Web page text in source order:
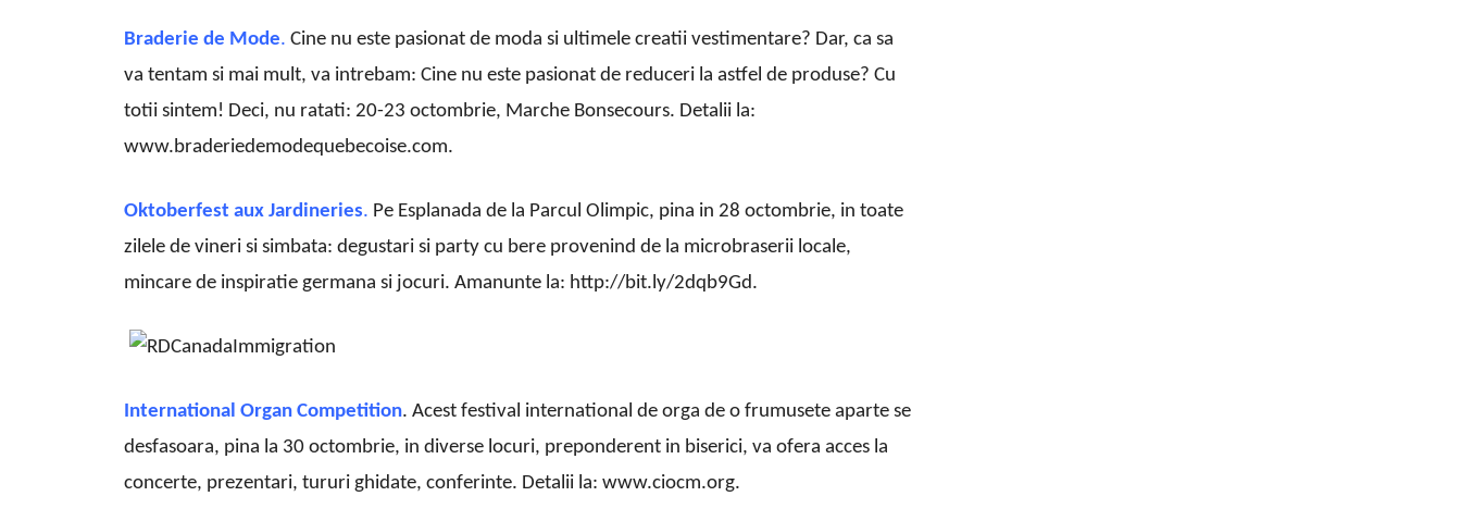
Braderie de Mode. Cine nu este pasionat de moda si ultimele creatii vestimentare? Dar, ca sa
va tentam si mai mult, va intrebam: Cine nu este pasionat de reduceri la astfel de produse? Cu
totii sintem! Deci, nu ratati: 20-23 octombrie, Marche Bonsecours. Detalii la:
www.braderiedemodequebecoise.com.
Oktoberfest aux Jardineries. Pe Esplanada de la Parcul Olimpic, pina in 28 octombrie, in toate
zilele de vineri si simbata: degustari si party cu bere provenind de la microbraserii locale,
mincare de inspiratie germana si jocuri. Amanunte la: http://bit.ly/2dqb9Gd.
International Organ Competition. Acest festival international de orga de o frumusete aparte se
desfasoara, pina la 30 octombrie, in diverse locuri, preponderent in biserici, va ofera acces la
concerte, prezentari, tururi ghidate, conferinte. Detalii la: www.ciocm.org.